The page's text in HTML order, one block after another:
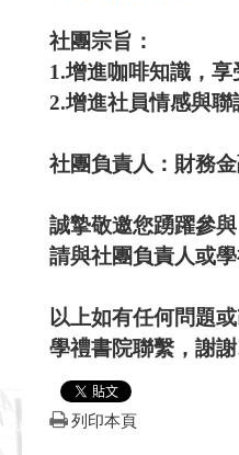
社團宗旨：
1.增進咖啡知識，
2.增進社員情感與聯
社團負責人：財務
誠摯敬邀您踴躍參
請與社團負責人或學
以上如有任何問題
學禮書院聯繫，謝
列印本頁